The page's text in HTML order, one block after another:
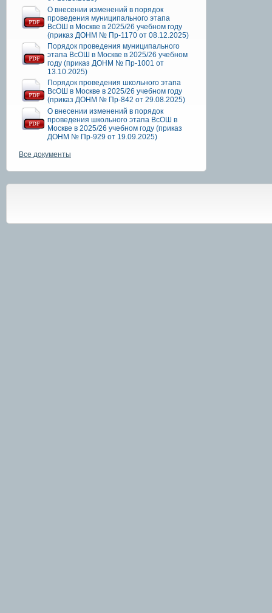
О внесении изменений в порядок
проведения муниципального этапа
ВсОШ в Москве в 2025/26 учебном году
(приказ ДОНМ № Пр-1170 от 08.12.2025)
Порядок проведения муниципального
этапа ВсОШ в Москве в 2025/26 учебном
году (приказ ДОНМ № Пр-1001 от
13.10.2025)
Порядок проведения школьного этапа
ВсОШ в Москве в 2025/26 учебном году
(приказ ДОНМ № Пр-842 от 29.08.2025)
О внесении изменений в порядок
проведения школьного этапа ВсОШ в
Москве в 2025/26 учебном году (приказ
ДОНМ № Пр-929 от 19.09.2025)
Все документы